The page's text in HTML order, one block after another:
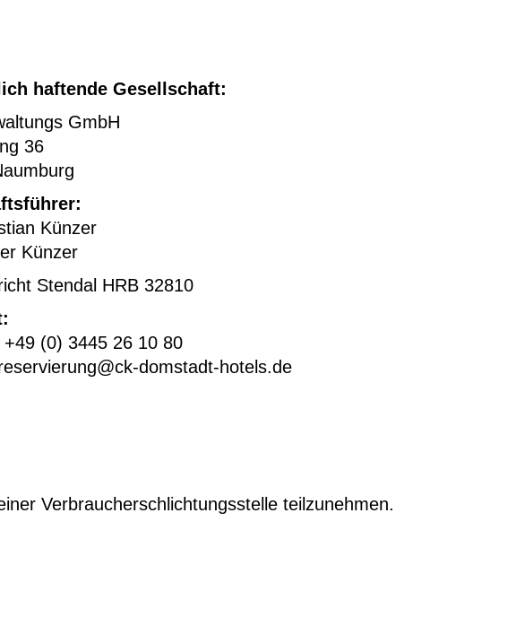
haftende Gesellschaft:
GmbH
36
Künzer
Künzer
Stendal HRB 32810
+49 (0) 3445 26 10 80
domstadt-hotels.de
Verbraucherschlichtungsstelle teilzunehmen.